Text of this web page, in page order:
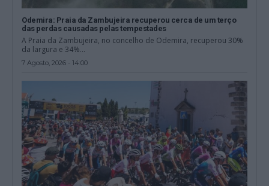
Odemira: Praia da Zambujeira recuperou cerca de um terço
das perdas causadas pelas tempestades
A Praia da Zambujeira, no concelho de Odemira, recuperou 30%
da largura e 34%...
7 Agosto, 2026 - 14:00